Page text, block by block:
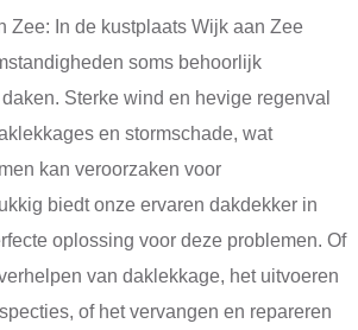
Zee: In de kustplaats Wijk aan Zee
soms behoorlijk
Sterke wind en hevige regenval
en stormschade, wat
kan veroorzaken voor
biedt onze ervaren dakdekker in
oplossing voor deze problemen. Of
van daklekkage, het uitvoeren
of het vervangen en repareren